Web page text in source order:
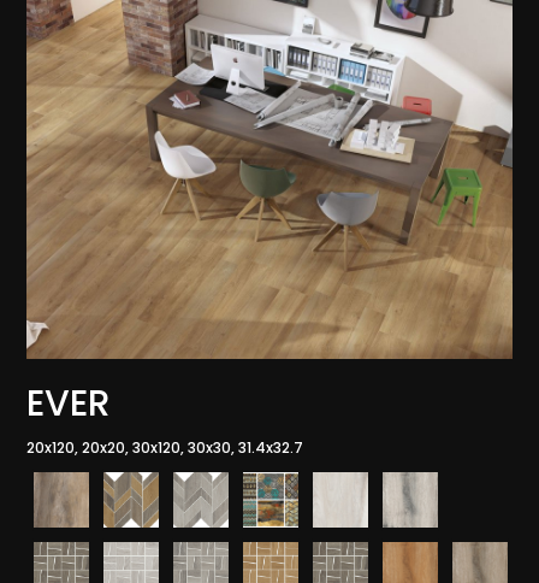
EVER
20x120, 20x20, 30x120, 30x30, 31.4x32.7